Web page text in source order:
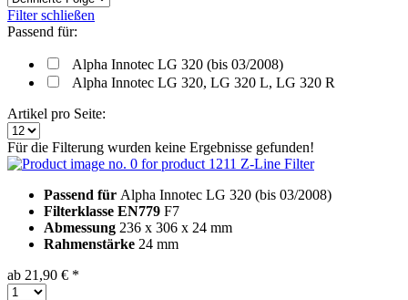
Filter schließen
Passend für:
Alpha Innotec LG 320 (bis 03/2008)
Alpha Innotec LG 320, LG 320 L, LG 320 R
Artikel pro Seite:
Für die Filterung wurden keine Ergebnisse gefunden!
Z-Line Filter
Passend für Alpha Innotec LG 320 (bis 03/2008)
Filterklasse EN779 F7
Abmessung 236 x 306 x 24 mm
Rahmenstärke 24 mm
ab 21,90 € *